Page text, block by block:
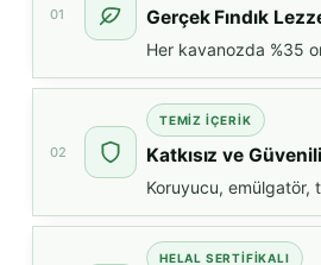
01 Gerçek Fındık
Her kavanozda %35
02
TEMİZ İÇERİK
Katkısız ve
Koruyucu, emülgatör,
HELAL SERTİFİKALI